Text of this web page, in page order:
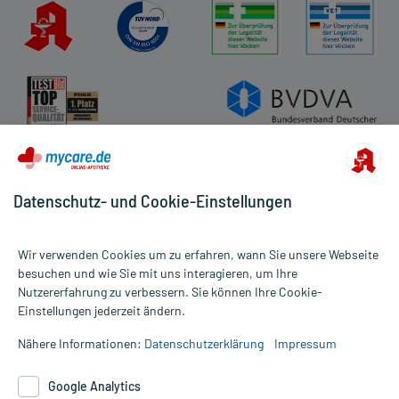
Alle Preise gelten inkl. MwSt., ggf. zzgl. Versandkosten
Informationen auf dieser Website werden ausschließlich für
die Untersuchung und Behandlung durch einen Arzt. Bitte
Therapien eingeleitet werden können. | Diese Webseite benutzt
Datenschutz- und Cookie-Einstellungen
Wir verwenden Cookies um zu erfahren, wann Sie unsere Webseite
besuchen und wie Sie mit uns interagieren, um Ihre
Nutzererfahrung zu verbessern. Sie können Ihre Cookie-
Einstellungen jederzeit ändern.
Nähere Informationen: Datenschutzerklärung Impressum
Google Analytics